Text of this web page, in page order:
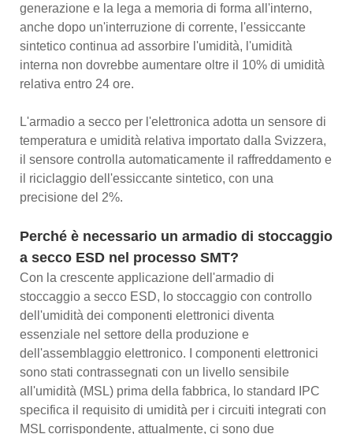
generazione e la lega a memoria di forma all'interno,
anche dopo un'interruzione di corrente, l'essiccante
sintetico continua ad assorbire l'umidità, l'umidità
interna non dovrebbe aumentare oltre il 10% di umidità
relativa entro 24 ore.
L'armadio a secco per l'elettronica adotta un sensore di
temperatura e umidità relativa importato dalla Svizzera,
il sensore controlla automaticamente il raffreddamento e
il riciclaggio dell'essiccante sintetico, con una
precisione del 2%.
Perché è necessario un armadio di stoccaggio
a secco ESD nel processo SMT?
Con la crescente applicazione dell'armadio di
stoccaggio a secco ESD, lo stoccaggio con controllo
dell'umidità dei componenti elettronici diventa
essenziale nel settore della produzione e
dell'assemblaggio elettronico. I componenti elettronici
sono stati contrassegnati con un livello sensibile
all'umidità (MSL) prima della fabbrica, lo standard IPC
specifica il requisito di umidità per i circuiti integrati con
MSL corrispondente, attualmente, ci sono due